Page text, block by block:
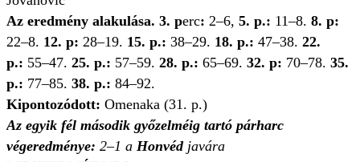
Az eredmény alakulása. 3. perc: 2–6, 5. p.: 11–8. 8. p:
22–8. 12. p: 28–19. 15. p.: 38–29. 18. p.: 47–38. 22.
p.: 55–47. 25. p.: 57–59. 28. p.: 65–69. 32. p: 70–78. 35.
p.: 77–85. 38. p.: 84–92.
Kipontozódott: Omenaka (31. p.)
Az egyik fél második győzelméig tartó párharc
végeredménye: 2–1 a Honvéd javára